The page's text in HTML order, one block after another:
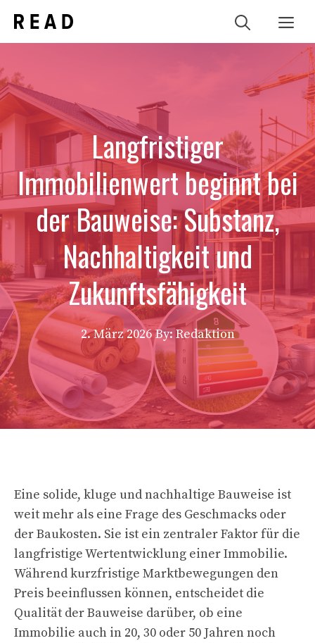
Inhalt
springen
Langfristiger
Immobilienwert beginnt bei
der Bauweise: Substanz,
Nachhaltigkeit und
Zukunftsfähigkeit
2. März 2026 By: Redaktion
Eine solide, kluge und nachhaltige Bauweise ist
weit mehr als eine Frage des Geschmacks oder
der Baukosten. Sie ist ein zentraler Faktor für die
langfristige Wertentwicklung einer Immobilie.
Während kurzfristige Marktbewegungen den
Preis beeinflussen können, entscheidet die
Qualität der Bauweise darüber, ob eine
Immobilie auch in 20, 30 oder 50 Jahren noch